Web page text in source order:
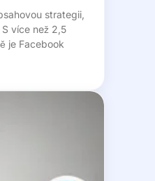
strategii,
více než 2,5
je Facebook